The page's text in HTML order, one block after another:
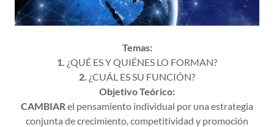
Temas:
1. ¿QUÉ ES Y QUIÉNES LO FORMAN?
2. ¿CUÁL ES SU FUNCIÓN?
Objetivo Teórico:
CAMBIARel pensamiento individual por una estrategia
conjunta de crecimiento, competitividad y promoción